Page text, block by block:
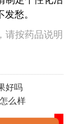
愁。
请按药品说明
好吗
么样